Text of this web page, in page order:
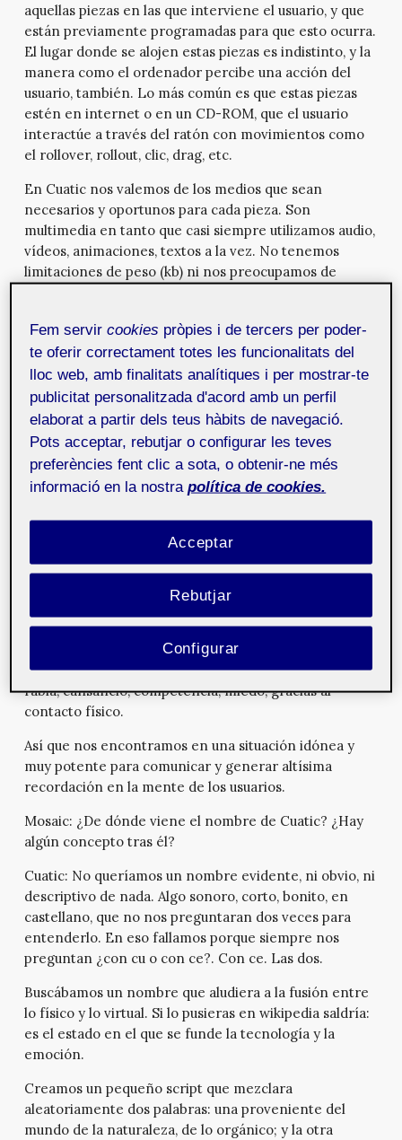
aquellas piezas en las que interviene el usuario, y que
están previamente programadas para que esto ocurra.
El lugar donde se alojen estas piezas es indistinto, y la
manera como el ordenador percibe una acción del
usuario, también. Lo más común es que estas piezas
estén en internet o en un CD-ROM, que el usuario
interactúe a través del ratón con movimientos como
el rollover, rollout, clic, drag, etc.
En Cuatic nos valemos de los medios que sean
necesarios y oportunos para cada pieza. Son
multimedia en tanto que casi siempre utilizamos audio,
vídeos, animaciones, textos a la vez. No tenemos
limitaciones de peso (kb) ni nos preocupamos de
proyecto. Es decir, que podemos pensar en un
proyecto de miles de videos y sonidos de alta calidad,
sin problema.
Las piezas que creamos son esencialmente
interactivas ya que el usuario no sólo es partícipe sino
parte fundamental de la puesta en escena de nuestros
trabajos.
comerciales, la calle, un escaparate, un museo, una
fiesta, un evento y utilizamos sensores, micrófonos,
cámaras y otros recursos para recoger las acciones del
usuario y crear el hilo narrativo. Creemos que tienen
un alto nivel emocional en tanto que son situaciones
en las que el usuario involucra varios de sus sentidos y
además, al contar con él físicamente, podemos optar
por arrancarle reacciones vitales como sorpresa,
rabia, cansancio, competencia, miedo, gracias al
contacto físico.
Así que nos encontramos en una situación idónea y
muy potente para comunicar y generar altísima
recordación en la mente de los usuarios.
Mosaic: ¿De dónde viene el nombre de Cuatic? ¿Hay
algún concepto tras él?
Cuatic: No queríamos un nombre evidente, ni obvio, ni
descriptivo de nada. Algo sonoro, corto, bonito, en
castellano, que no nos preguntaran dos veces para
entenderlo. En eso fallamos porque siempre nos
preguntan ¿con cu o con ce?. Con ce. Las dos.
Buscábamos un nombre que aludiera a la fusión entre
lo físico y lo virtual. Si lo pusieras en wikipedia saldría:
es el estado en el que se funde la tecnología y la
emoción.
Creamos un pequeño script que mezclara
aleatoriamente dos palabras: una proveniente del
mundo de la naturaleza, de lo orgánico; y la otra
Fem servircookies pròpies i de tercers per poder-
te oferir correctament totes les funcionalitats del
lloc web, amb finalitats analítiques i per mostrar-te
publicitat personalitzada d'acord amb un perfil
elaborat a partir dels teus hàbits de navegació.
Pots acceptar, rebutjar o configurar les teves
preferències fent clic a sota, o obtenir-ne més
informació en la nostra política de cookies.
Rebutjar
Acceptar
Configurar